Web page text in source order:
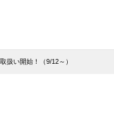
扱い開始！（9/12～）